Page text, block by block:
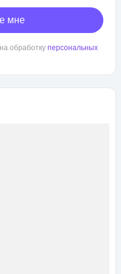
мне
обработку персональных